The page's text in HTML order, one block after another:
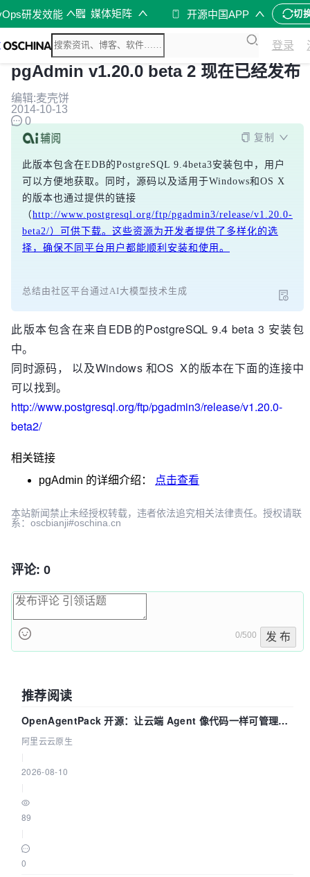
研发效能 媒体矩阵 开源中国APP 切
登录
pgAdmin v1.20.0 beta 2 现在已经发布
编辑:麦壳饼
2014-10-13
0
复制
此版本包含在EDB的PostgreSQL 9.4beta3安装包中，用户
可以方便地获取。同时，源码以及适用于Windows和OS X
的版本也通过提供的链接
（http://www.postgresql.org/ftp/pgadmin3/release/v1.20.0-
beta2/）可供下载。这些资源为开发者提供了多样化的选
择，确保不同平台用户都能顺利安装和使用。
总结由社区平台通过AI大模型技术生成
此版本包含在来自EDB的PostgreSQL 9.4 beta 3 安装包
中。
同时源码， 以及Windows 和OS X的版本在下面的连接中
可以找到。
http://www.postgresql.org/ftp/pgadmin3/release/v1.20.0-
beta2/
相关链接
pgAdmin 的详细介绍： 点击查看
本站新闻禁止未经授权转载，违者依法追究相关法律责任。授权请联
系：oscbianji#oschina.cn
评论: 0
0/500 发 布
推荐阅读
OpenAgentPack 开源：让云端 Agent 像代码一样可管理、
可迁移
阿里云云原生
2026-08-10
89
0